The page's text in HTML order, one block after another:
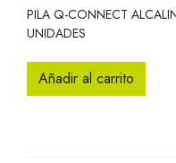
PILA Q-CONNECT
UNIDADES
Añadir al carrito